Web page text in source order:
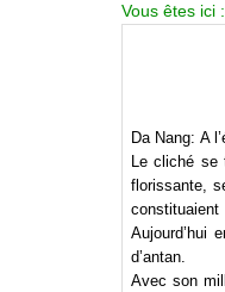
Vous êtes ici :
Da Nang: A
Le cliché se
florissante,
Aujourd’hui
d’antan.
Avec son